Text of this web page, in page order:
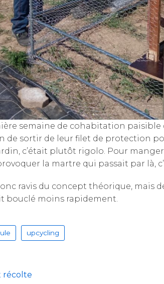
semaine de cohabitation
de sortir de leur filet de protection
c’était plutôt rigolo. Pour
la martre qui passait par là,
ravis du concept théorique, mais
bouclé moins rapidement.
upcycling
récolte